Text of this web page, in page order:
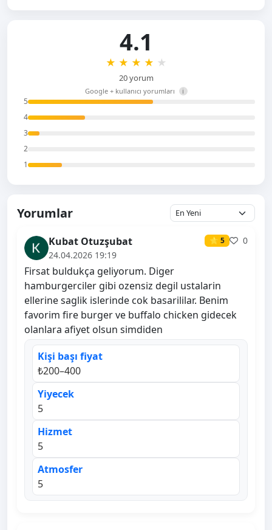
5
4
3
2
1
4.1
★ ★ ★ ★ ★
20 yorum
Google + kullanıcı yorumları i
Yorumlar
Kubat Otuzşubat ⭐ 5
0
24.04.2026 19:19
Firsat buldukça geliyorum. Diger
hamburgerciler gibi ozensiz degil ustalarin
ellerine saglik islerinde cok basarililar. Benim
favorim fire burger ve buffalo chicken gidecek
olanlara afiyet olsun simdiden
Kişi başı fiyat
₺200–400
Yiyecek
5
Hizmet
5
Atmosfer
5